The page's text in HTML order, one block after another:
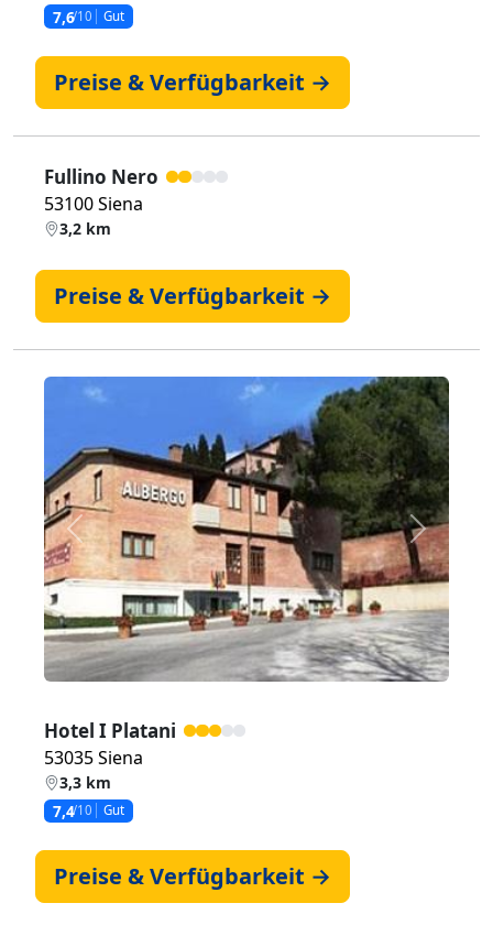
7,6/10 Gut
Preise & Verfügbarkeit →
Fullino Nero
53100 Siena
3,2 km
Preise & Verfügbarkeit →
Zurück Weiter
Hotel I Platani
53035 Siena
3,3 km
7,4/10 Gut
Preise & Verfügbarkeit →